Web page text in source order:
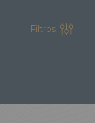
Filtros